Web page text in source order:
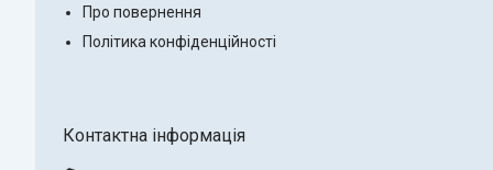
Про повернення
Політика конфіденційності